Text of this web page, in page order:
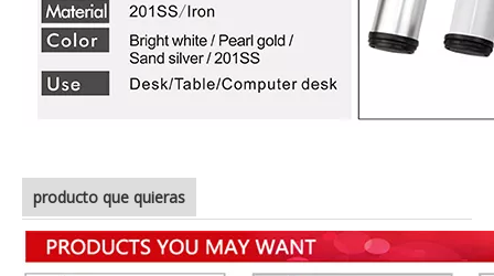
producto que quieras